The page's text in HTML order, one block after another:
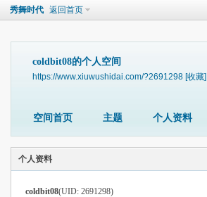
秀舞时代 返回首页
coldbit08的个人空间
https://www.xiuwushidai.com/?2691298 [收藏]
空间首页 主题 个人资料
个人资料
coldbit08(UID: 2691298)